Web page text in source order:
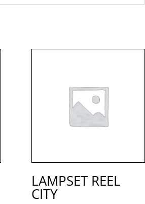
LAMPSET REEL
CITY